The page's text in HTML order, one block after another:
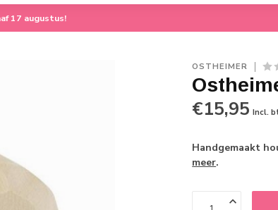
17 augustus!
OSTHEIMER
€15,95 Incl.
Handgemaakt
meer.